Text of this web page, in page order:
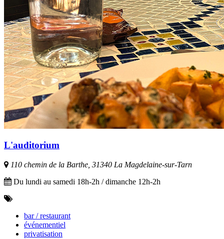
L'auditorium
110 chemin de la Barthe, 31340 La Magdelaine-sur-Tarn
Du lundi au samedi 18h-2h / dimanche 12h-2h
bar / restaurant
événementiel
privatisation